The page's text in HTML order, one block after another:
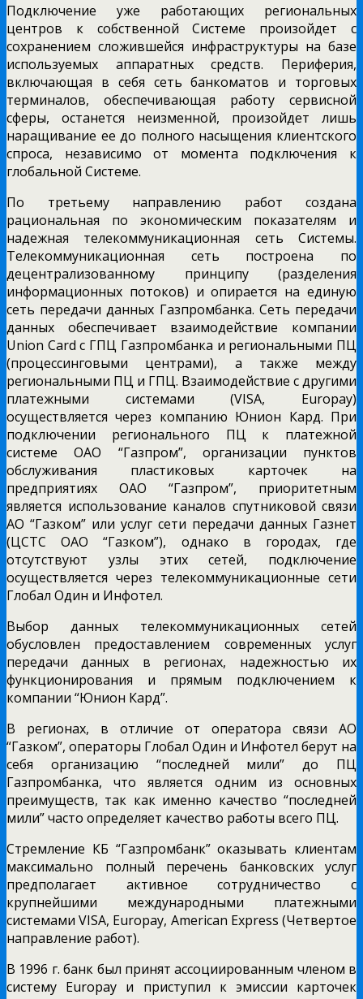
Подключение уже работающих региональных
центров к собственной Системе произойдет с
сохранением сложившейся инфраструктуры на базе
используемых аппаратных средств. Периферия,
включающая в себя сеть банкоматов и торговых
терминалов, обеспечивающая работу сервисной
сферы, останется неизменной, произойдет лишь
наращивание ее до полного насыщения клиентского
спроса, независимо от момента подключения к
глобальной Системе.
По третьему направлению работ создана
рациональная по экономическим показателям и
надежная телекоммуникационная сеть Системы.
Телекоммуникационная сеть построена по
децентрализованному принципу (разделения
информационных потоков) и опирается на единую
сеть передачи данных Газпромбанка. Сеть передачи
данных обеспечивает взаимодействие компании
Union Card с ГПЦ Газпромбанка и региональными ПЦ
(процессинговыми центрами), а также между
региональными ПЦ и ГПЦ. Взаимодействие с другими
платежными системами (VISA, Europay)
осуществляется через компанию Юнион Кард. При
подключении регионального ПЦ к платежной
системе ОАО “Газпром”, организации пунктов
обслуживания пластиковых карточек на
предприятиях ОАО “Газпром”, приоритетным
является использование каналов спутниковой связи
АО “Газком” или услуг сети передачи данных Газнет
(ЦСТС ОАО “Газком”), однако в городах, где
отсутствуют узлы этих сетей, подключение
осуществляется через телекоммуникационные сети
Глобал Один и Инфотел.
Выбор данных телекоммуникационных сетей
обусловлен предоставлением современных услуг
передачи данных в регионах, надежностью их
функционирования и прямым подключением к
компании “Юнион Кард”.
В регионах, в отличие от оператора связи АО
“Газком”, операторы Глобал Один и Инфотел берут на
себя организацию “последней мили” до ПЦ
Газпромбанка, что является одним из основных
преимуществ, так как именно качество “последней
мили” часто определяет качество работы всего ПЦ.
Стремление КБ “Газпромбанк” оказывать клиентам
максимально полный перечень банковских услуг
предполагает активное сотрудничество с
крупнейшими международными платежными
системами VISA, Europay, American Express (Четвертое
направление работ).
В 1996 г. банк был принят ассоциированным членом в
систему Europay и приступил к эмиссии карточек